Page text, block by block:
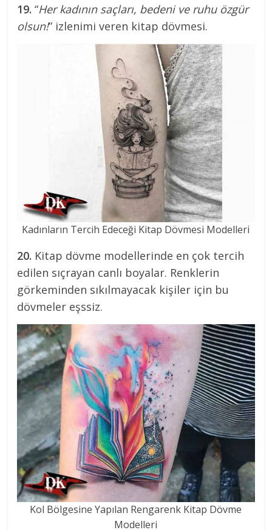
19. “Her kadının saçları, bedeni ve ruhu özgür
olsun!” izlenimi veren kitap dövmesi.
Kadınların Tercih Edeceği Kitap Dövmesi Modelleri
20. Kitap dövme modellerinde en çok tercih
edilen sıçrayan canlı boyalar. Renklerin
görkeminden sıkılmayacak kişiler için bu
dövmeler eşssiz.
Kol Bölgesine Yapılan Rengarenk Kitap Dövme
Modelleri